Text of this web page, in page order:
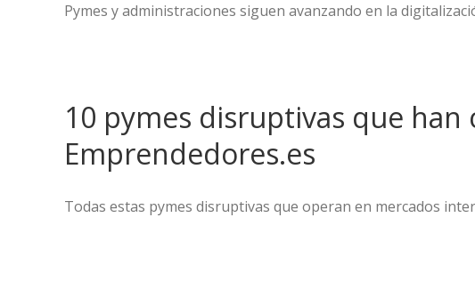
Pymes y administraciones siguen avanzando en la
10 pymes disruptivas que han
Emprendedores.es
Todas estas pymes disruptivas que operan en mercados